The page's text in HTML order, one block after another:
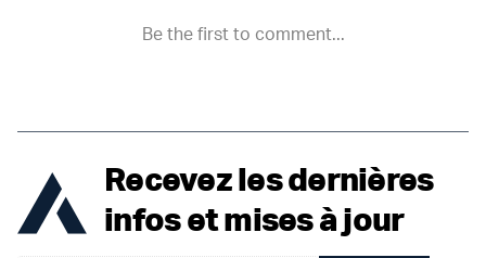
Recevez les dernières
infos et mises à jour